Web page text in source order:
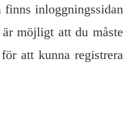
finns inloggningssidan
möjligt att du måste
att kunna registrera